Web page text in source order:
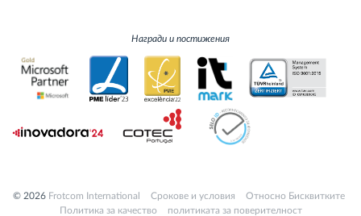
Награди и постижения
© 2026 Frotcom International Cрокове и условия
Относно Бисквитките
Политика за качество
политиката за поверителност